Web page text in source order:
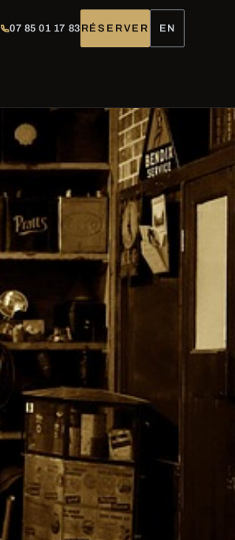
07 85 01 17 83 RÉSERVER EN